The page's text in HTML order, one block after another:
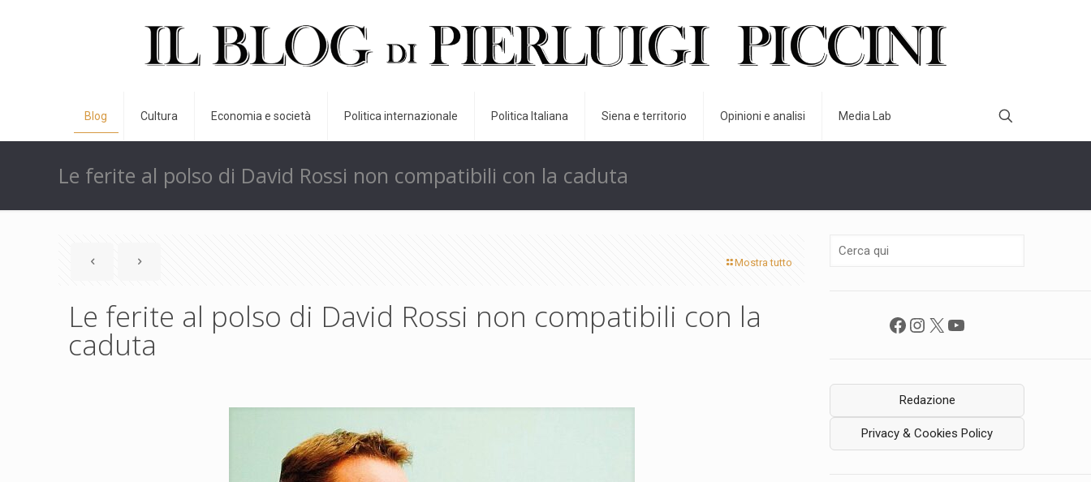
Blog Cultura Economia e società Politica internazionale Politica Italiana Siena e territorio Opinioni e analisi Media Lab
Le ferite al polso di David Rossi non compatibili con la caduta
Mostra tutto
Le ferite al polso di David Rossi non compatibili con la
caduta
Facebook
Instagram
X YouTube
Redazione
Privacy & Cookies Policy